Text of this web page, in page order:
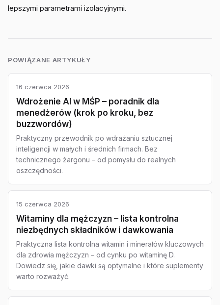
lepszymi parametrami izolacyjnymi.
POWIĄZANE ARTYKUŁY
16 czerwca 2026
Wdrożenie AI w MŚP – poradnik dla
menedżerów (krok po kroku, bez
buzzwordów)
Praktyczny przewodnik po wdrażaniu sztucznej
inteligencji w małych i średnich firmach. Bez
technicznego żargonu – od pomysłu do realnych
oszczędności.
15 czerwca 2026
Witaminy dla mężczyzn – lista kontrolna
niezbędnych składników i dawkowania
Praktyczna lista kontrolna witamin i minerałów kluczowych
dla zdrowia mężczyzn – od cynku po witaminę D.
Dowiedz się, jakie dawki są optymalne i które suplementy
warto rozważyć.